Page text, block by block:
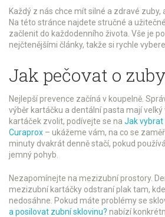
Každý z nás chce mít silné a zdravé zuby,
Na této stránce najdete stručné a
začlenit do každodenního života. Vše je
nejčtenějšími články, takže si rychle
Jak pečovat o
Nejlepší prevence začíná v koupelně.
výběr kartáčku a dentální pasta mají velký
kartáček zvolit, podívejte se na Jak vybrat
Curaprox – ukážeme vám, na co se
minuty dvakrát denně stačí, pokud
jemný pohyb.
Nezapomínejte na mezizubní prostory.
mezizubní kartáčky odstraní plak tam,
nedosáhne. Pokud máte problémy se
a posilovat zubní sklovinu? nabízí